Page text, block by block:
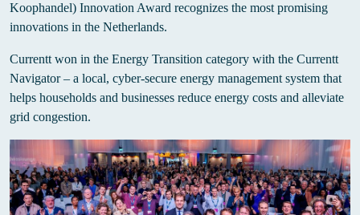
Koophandel) Innovation Award recognizes the most promising
innovations in the Netherlands.
Currentt won in the Energy Transition category with the Currentt
Navigator – a local, cyber-secure energy management system that
helps households and businesses reduce energy costs and alleviate
grid congestion.